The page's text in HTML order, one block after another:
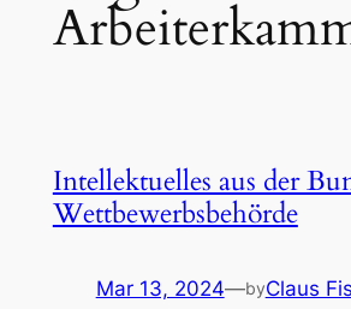
Intellektuelles aus der
Wettbewerbsbehörde
Mar 13, 2024—byClaus